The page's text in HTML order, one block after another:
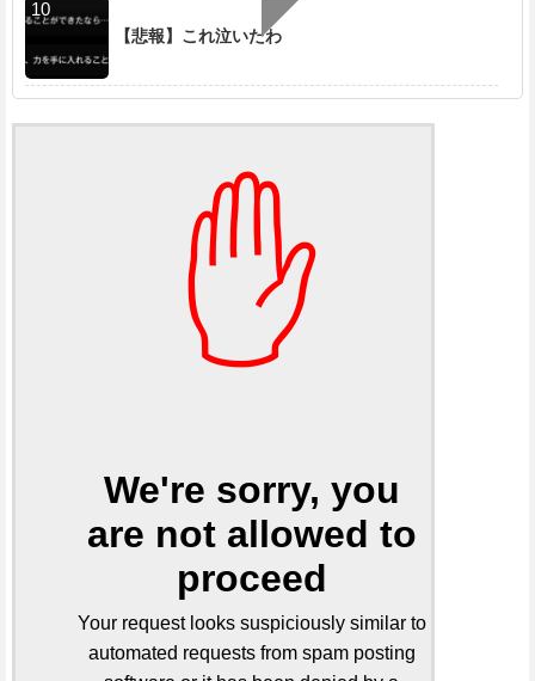
【悲報】これ泣いたわ
✋
We're sorry, you
are not allowed to
proceed
Your request looks suspiciously similar to
automated requests from spam posting